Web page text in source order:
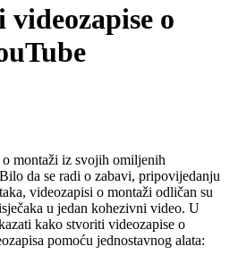
o
montaži iz svojih omiljenih
da se radi o zabavi, pripovijedanju
videozapisi o montaži odličan su
u jedan kohezivni video. U
kako stvoriti videozapise o
pomoću jednostavnog alata: